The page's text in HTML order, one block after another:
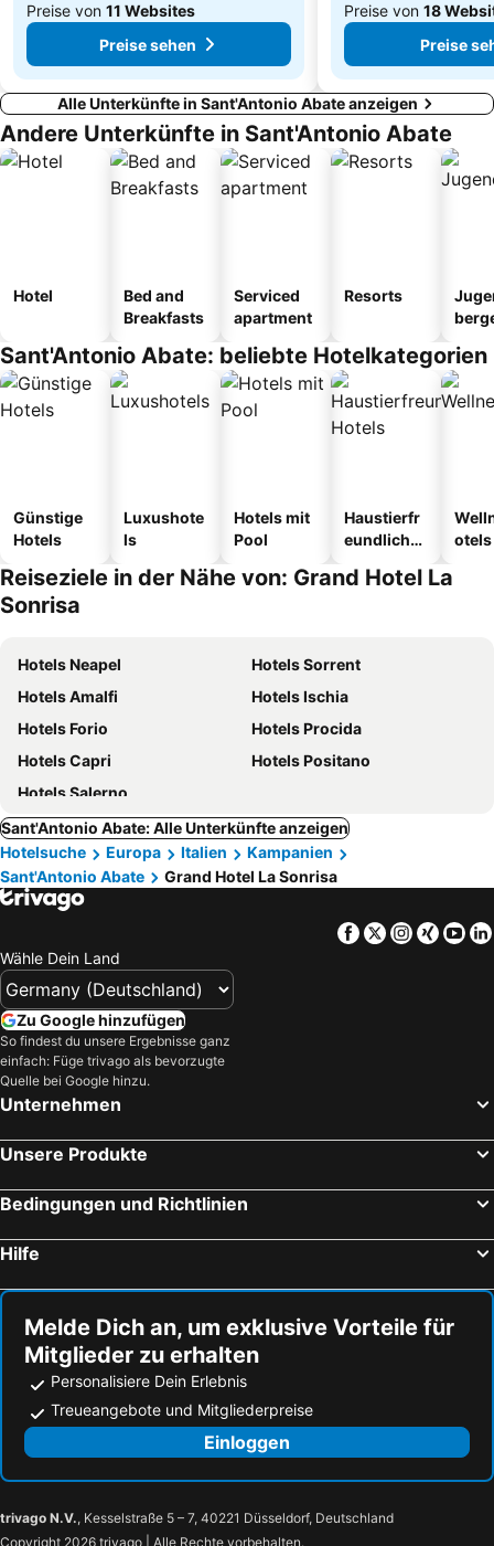
Preise von 11 Websites
Preise sehen
Preise von 18
Preise
Alle Unterkünfte in Sant'Antonio Abate anzeigen
Andere Unterkünfte in Sant'Antonio Abate
Hotel
Bed and
Breakfasts
Serviced
apartment
Resorts
Sant'Antonio Abate: beliebte Hotelkategorien
Günstige
Hotels
Luxushote
ls
Hotels mit
Pool
Haustierfr
eundliche
otels
Reiseziele in der Nähe von: Grand Hotel La
Sonrisa
Hotels Neapel
Hotels Sorrent
Hotels Amalfi
Hotels Ischia
Hotels Forio
Hotels Procida
Hotels Capri
Hotels Positano
Hotels Salerno
Sant'Antonio Abate: Alle Unterkünfte anzeigen
Hotelsuche
Europa Italien
Kampanien
Sant'Antonio Abate
Grand Hotel La Sonrisa
Facebook
TwitterXing
Wähle Dein Land
Zu Google hinzufügen
So findest du unsere Ergebnisse ganz
einfach: Füge trivago als bevorzugte
Quelle bei Google hinzu.
Unternehmen
Unsere Produkte
Bedingungen und Richtlinien
Hilfe
Melde Dich an, um exklusive Vorteile für
Mitglieder zu erhalten
Personalisiere Dein Erlebnis
Treueangebote und Mitgliederpreise
Einloggen
trivago N.V., Kesselstraße 5 – 7, 40221 Düsseldorf, Deutschland
Copyright 2026 trivago | Alle Rechte vorbehalten.